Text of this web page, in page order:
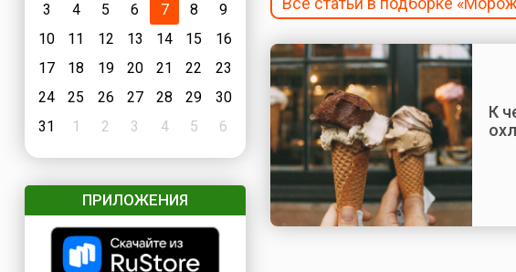
3
4 5 6 7 8
9
10
11 12 13 14 15
16
17
18 19 20 21 22
23
24
25 26 27 28 29
30
31
1 2 3 4 5 6
ПРИЛОЖЕНИЯ
К